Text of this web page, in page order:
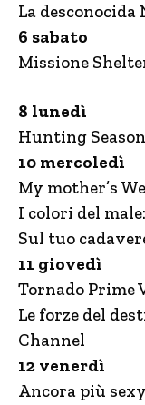
La
6 sabato
Missione
8 lunedì
Hunting
10 mercoledì
My mother’s
I colori del
Sul tuo
11 giovedì
Tornado Prime
Le forze del
Channel
12 venerdì
Ancora più